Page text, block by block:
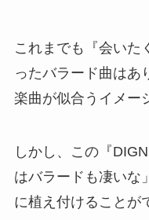
これまでも『会いた
ったバラード曲はあ
楽曲が似合うイメー
しかし、この『
はバラードも凄いな
に植え付けることが